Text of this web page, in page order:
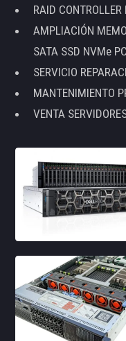
RAID
AMPLIACIÓN
SATA SSD NVMe
SERVICIO
MANTENIMIENTO
VENTA